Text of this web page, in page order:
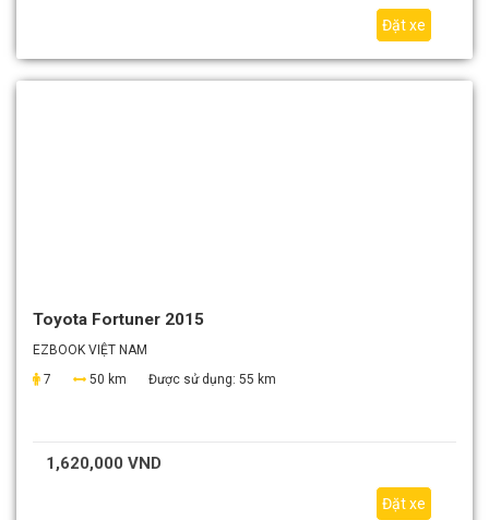
Đặt xe
Toyota Fortuner 2015
EZBOOK VIỆT NAM
7
50 km Được sử dụng: 55 km
1,620,000 VND
Đặt xe